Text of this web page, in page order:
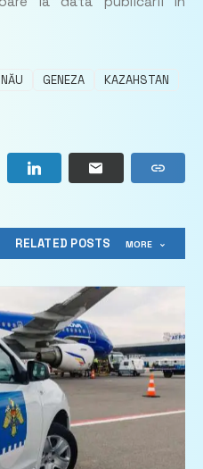
GENEZA
KAZAHSTAN
RELATED POSTS MORE